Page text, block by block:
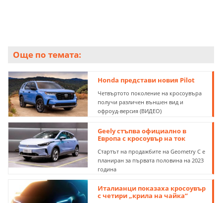
Още по темата:
Honda представи новия Pilot
Четвъртото поколение на кросоувъра
получи различен външен вид и
офроуд-версия (ВИДЕО)
Geely стъпва официално в
Европа с кросоувър на ток
Стартът на продажбите на Geometry C е
планиран за първата половина на 2023
година
Италианци показаха кросоувър
с четири „крила на чайка“